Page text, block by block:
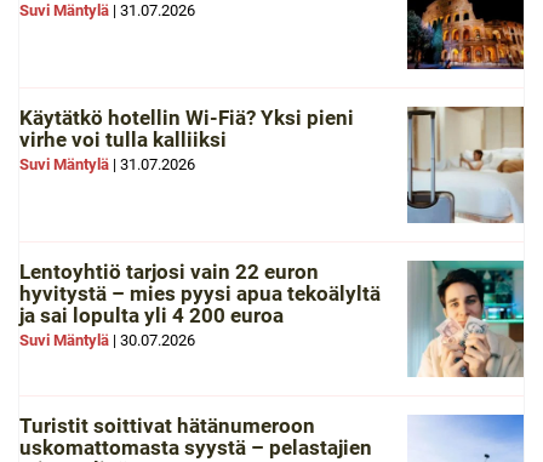
Suvi Mäntylä | 31.07.2026
Käytätkö hotellin Wi-Fiä? Yksi pieni
virhe voi tulla kalliiksi
Suvi Mäntylä | 31.07.2026
Lentoyhtiö tarjosi vain 22 euron
hyvitystä – mies pyysi apua tekoälyltä
ja sai lopulta yli 4 200 euroa
Suvi Mäntylä | 30.07.2026
Turistit soittivat hätänumeroon
uskomattomasta syystä – pelastajien